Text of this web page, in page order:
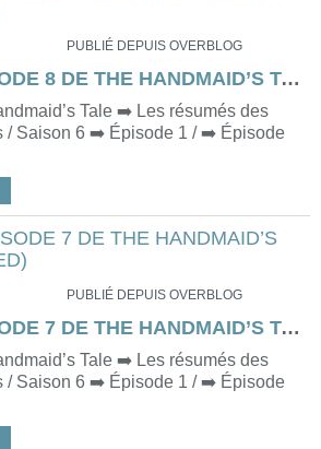
PUBLIÉ DEPUIS OVERBLOG
SAISON 6 - ÉPISODE 8 DE THE HANDMAID’S TALE (EXODUS)
Tale ➡️ Les résumés des
/ Saison 6 ➡️ Épisode 1 / ➡️ Épisode
PUBLIÉ DEPUIS OVERBLOG
SAISON 6 - ÉPISODE 7 DE THE HANDMAID’S TALE (SHATTERED)
Tale ➡️ Les résumés des
/ Saison 6 ➡️ Épisode 1 / ➡️ Épisode